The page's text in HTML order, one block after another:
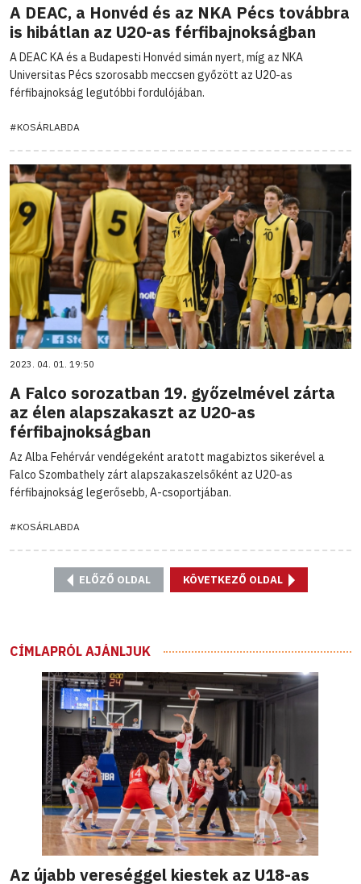
A DEAC, a Honvéd és az NKA Pécs továbbra
is hibátlan az U20-as férfibajnokságban
A DEAC KA és a Budapesti Honvéd simán nyert, míg az NKA
Universitas Pécs szorosabb meccsen győzött az U20-as
férfibajnokság legutóbbi fordulójában.
#KOSÁRLABDA
2023. 04. 01. 19:50
A Falco sorozatban 19. győzelmével zárta
az élen alapszakaszt az U20-as
férfibajnokságban
Az Alba Fehérvár vendégeként aratott magabiztos sikerével a
Falco Szombathely zárt alapszakaszelsőként az U20-as
férfibajnokság legerősebb, A-csoportjában.
#KOSÁRLABDA
ELŐZŐ OLDAL KÖVETKEZŐ OLDAL
CÍMLAPRÓL AJÁNLJUK
Az újabb vereséggel kiestek az U18-as